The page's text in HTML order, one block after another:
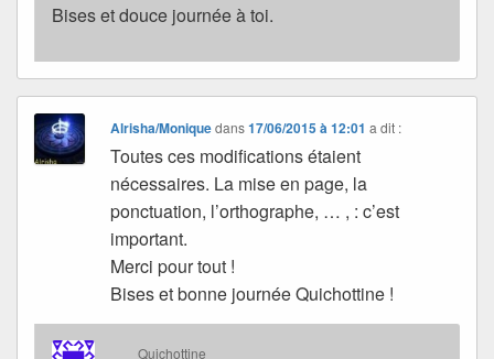
Bises et douce journée à toi.
Alrisha/Moniquedans17/06/2015 à 12:01 a dit :
Toutes ces modifications étaient
nécessaires. La mise en page, la
ponctuation, l’orthographe, … , : c’est
important.
Merci pour tout !
Bises et bonne journée Quichottine !
Quichottine